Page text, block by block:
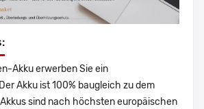
Akku erwerben Sie ein
Akku ist 100% baugleich zu dem
Akkus sind nach höchsten europäischen